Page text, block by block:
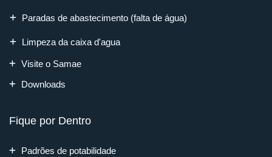
Paradas de abastecimento (falta de água)
Limpeza da caixa d'agua
Visite o Samae
Downloads
Fique por Dentro
Padrões de potabilidade